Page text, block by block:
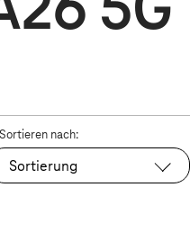
Sortieren nach:
Sortierung